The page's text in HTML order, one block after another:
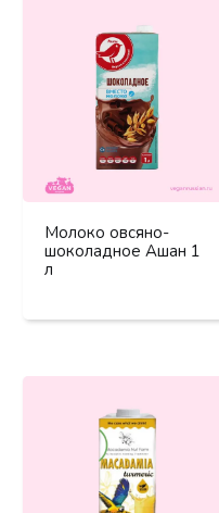
Молоко овсяно-
шоколадное Ашан 1
л